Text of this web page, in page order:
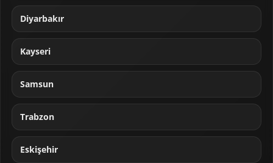
Diyarbakır
Kayseri
Samsun
Trabzon
Eskişehir